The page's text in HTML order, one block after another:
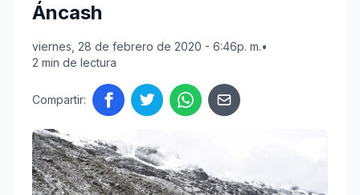
Áncash
viernes, 28 de febrero de 2020 - 6:46p. m.•
2 min de lectura
Compartir: